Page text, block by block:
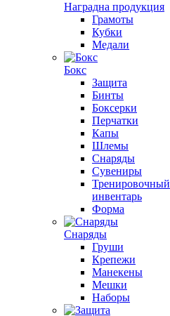
Наградна продукция
Грамоты
Кубки
Медали
Бокс
Защита
Бинты
Боксерки
Перчатки
Капы
Шлемы
Снаряды
Сувениры
Тренировочный
инвентарь
Форма
Снаряды
Груши
Крепежи
Манекены
Мешки
Наборы